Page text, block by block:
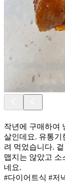
작년에 구매하여
살인데요. 유통기
려 먹었습니다.
맵지는 않았고 소
네요.
#다이어트식 #저